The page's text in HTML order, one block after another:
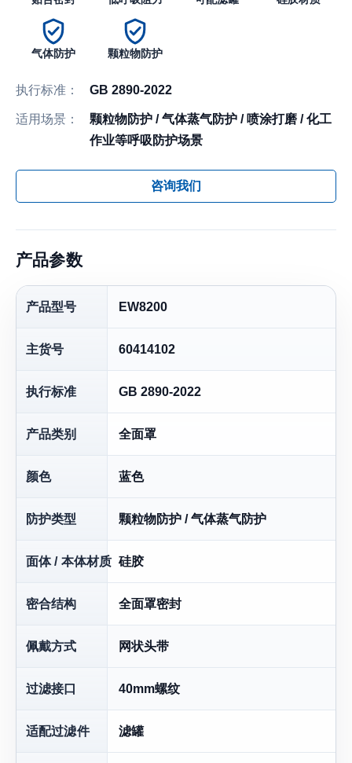
气体防护 颗粒物防护
执行标准： GB 2890-2022
适用场景：
颗粒物防护 / 气体蒸气防护 / 喷涂打磨 / 化工
作业等呼吸防护场景
咨询我们
产品参数
产品型号 EW8200
主货号 60414102
执行标准 GB 2890-2022
产品类别 全面罩
颜色 蓝色
防护类型 颗粒物防护 / 气体蒸气防护
面体 / 本体材质 硅胶
密合结构 全面罩密封
佩戴方式 网状头带
过滤接口 40mm螺纹
适配过滤件 滤罐